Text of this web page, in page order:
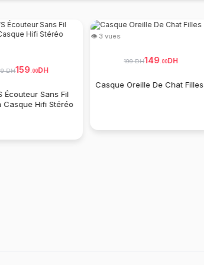
DH159.00DH
Écouteur Sans Fil
Casque Hifi Stéréo
👁 3 vues
199 DH149.00DH
Casque Oreille De Chat Filles